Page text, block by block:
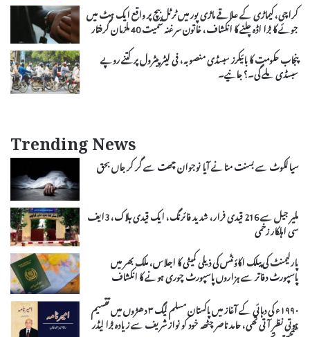
کراچی، کیماڑی کے علاقے ماڑی پور میں ٹرٹل بیچ پر واقع ایک ہٹ میں
جوئے کا بڑا اڈہ چلنے کا انکشاف، خاتون سرغنہ سمیت 40 ملزمان گرفتار
پنجاب حکومت کا بائیکرز سبسڈی منصوبہ، فی لیٹر پیٹرول پر کتنے روپے
سبسڈی ملے گی۔؟ جانیے۔
Trending News
سیالکوٹ سے بسنت منانے آیا نوجوان چھت سے گر کر جاں بحق
ملیر جیل سے 216 قیدی فرار، شدید فائرنگ، ایک قیدی ہلاک، 3ایف
سی اہلکار زخمی
پارلیمنٹ کی پبلک اکاؤنٹس کی ذیلی کمیٹی کا اجلاس، ملک بھر میں
پاسپورٹ دفاتر سے ہزاروں پاسپورٹ چوری ہونے کا انکشاف
۱۹۹۰ء کی دہائی کے آغاز میں پاکستان مسلم لیگ ۳ دھڑوں میں تقسیم
ہوتی نظر آتی تھی، حامد ناصر چٹھہ خود کو نواز شریف سے زیادہ بڑا لیڈر